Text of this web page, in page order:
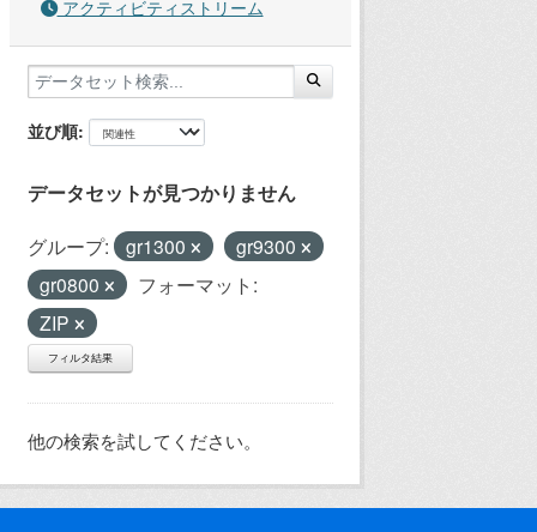
アクティビティストリーム
並び順
データセットが見つかりません
グループ: gr1300
gr9300
gr0800
フォーマット:
ZIP
フィルタ結果
他の検索を試してください。